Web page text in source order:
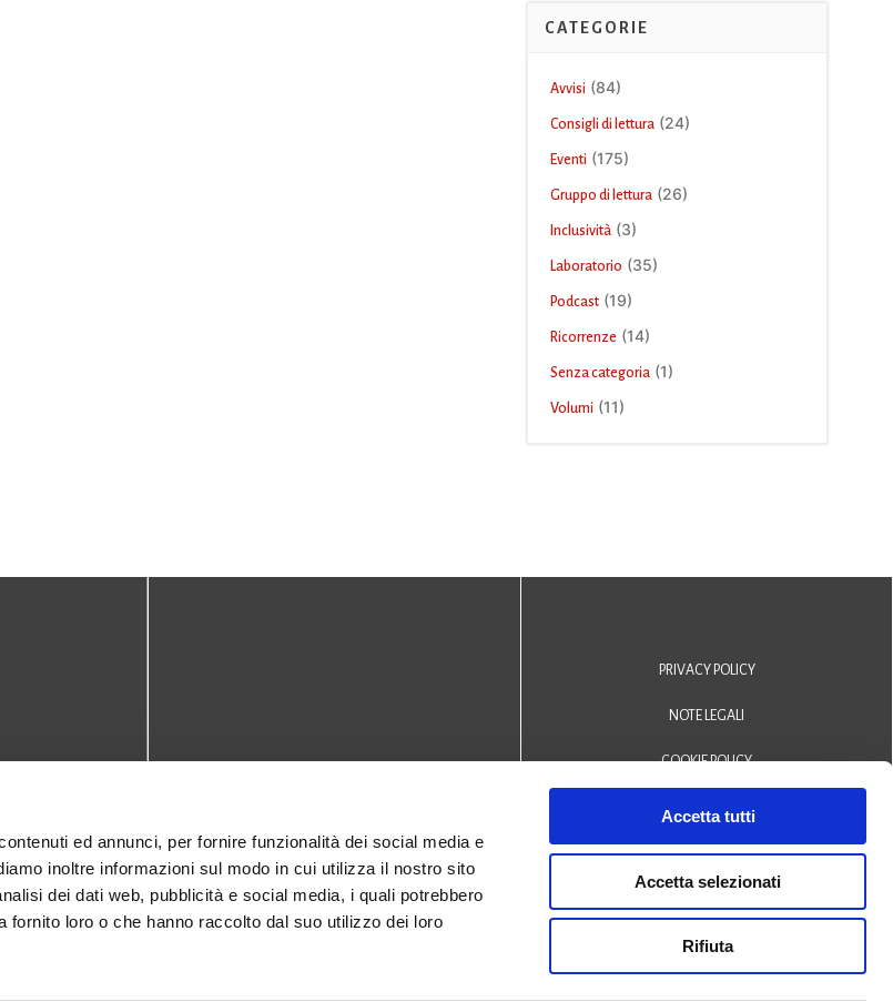
ed annunci, per fornire funzionalità dei social media e
inoltre informazioni sul modo in cui utilizza il nostro sito
dei dati web, pubblicità e social media, i quali potrebbero
fornito loro o che hanno raccolto dal suo utilizzo dei loro
Accetta tutti
Accetta selezionati
Rifiuta
CATEGORIE
Avvisi (84)
Consigli di lettura(24)
Eventi (175)
Gruppo di lettura(26)
Inclusività(3)
Laboratorio (35)
Podcast(19)
Ricorrenze (14)
Senza categoria(1)
Volumi (11)
Via San Biagio,10
35043 Monselice (PD)
PRIVACY POLICY
NOTE LEGALI
COOKIE POLICY
DICHIARAZIONE DI ACCESSIBILITÀ
© 2024 Biblioteca Comunale
San Biagio Monselice -